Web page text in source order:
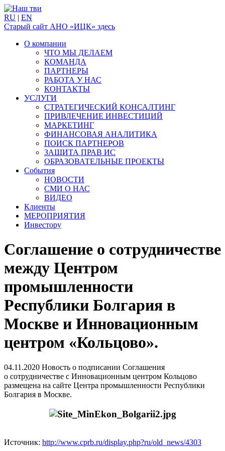
RU | EN
Старый сайт АНО «ИЦК» здесь
О компании
ЧТО МЫ ДЕЛАЕМ
КОМАНДА
ПАРТНЕРЫ
РАБОТА У НАС
КОНТАКТЫ
УСЛУГИ
СТРАТЕГИЧЕСКИЙ КОНСАЛТИНГ
ПРИВЛЕЧЕНИЕ ИНВЕСТИЦИЙ
МАРКЕТИНГ
ФИНАНСОВАЯ АНАЛИТИКА
ПОИСК ПАРТНЕРОВ
ЗАЩИТА ПРАВ ИС
ОБРАЗОВАТЕЛЬНЫЕ ПРОЕКТЫ
События
НОВОСТИ
СМИ О НАС
ВИДЕО
Клиенты
МЕРОПРИЯТИЯ
Инвестору
Соглашение о сотрудничестве
между Центром
промышленности
Республики Болгария в
Москве и Инновационным
центром «Кольцово».
04.11.2020 Новость о подписании Соглашения
о сотрудничестве с Инновационным центром Кольцово
размещена на сайте Центра промышленности Республики
Болгария в Москве.
Источник: http://www.cprb.ru/display.php?ru/old_news/4303